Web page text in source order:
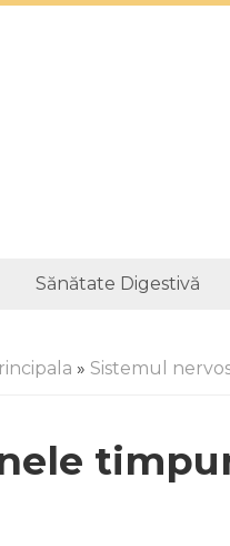
Sănătate Digestivă
» Sistemul